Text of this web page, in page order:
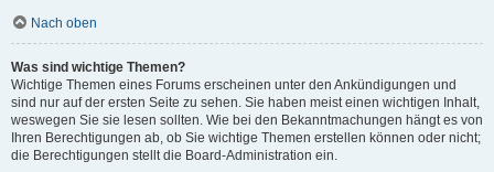
Nach oben
Was sind wichtige Themen?
Wichtige Themen eines Forums erscheinen unter den Ankündigungen und
sind nur auf der ersten Seite zu sehen. Sie haben meist einen wichtigen Inhalt,
weswegen Sie sie lesen sollten. Wie bei den Bekanntmachungen hängt es von
Ihren Berechtigungen ab, ob Sie wichtige Themen erstellen können oder nicht;
die Berechtigungen stellt die Board-Administration ein.